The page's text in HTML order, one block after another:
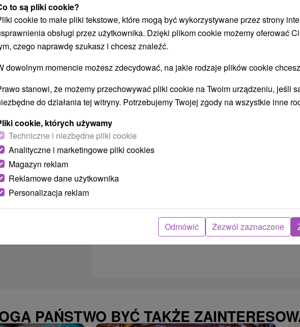
Pobyt w górach na Hrebienku z
kolejkami linowymi, karnetami
narciarskimi i aquaparkami w cenie
Schronisko górskie Hrebienok Starý
Smokovec DŁUGOTERMINOWE
ZAMKNIĘTE
8,6 (17 recenzji)Od 1 NoceBez Jedzenia
kolejki linowo-terenowej w Starym Smokowcu,
oferujący zakwaterowanie na poziomie
PAŃSTWO BYĆ TAKŻE
to są pliki cookie?
cookie to małe pliki tekstowe, które mogą być wykorzystywane przez strony
obsługi przez użytkownika. Dzięki plikom cookie możemy oferować
czego naprawdę szukasz i chcesz znaleźć.
dowolnym momencie możesz zdecydować, na jakie rodzaje plików cookie
stanowi, że możemy przechowywać pliki cookie na Twoim urządzeniu, jeśli
do działania tej witryny. Potrzebujemy Twojej zgody na wszystkie inne
cookie, których używamy
Techniczne i niezbędne pliki cookie
Analityczne i marketingowe pliki cookies
Magazyn reklam
Reklamowe dane użytkownika
Personalizacja reklam
Odmówić Zezwól zaznaczone